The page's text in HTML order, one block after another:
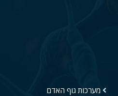
מערכות גוף האדם